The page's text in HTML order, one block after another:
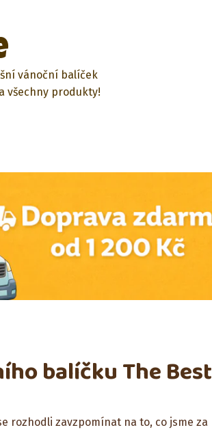
vánoční balíček
všechny produkty!
balíčku The Best
rozhodli zavzpomínat na to, co jsme za